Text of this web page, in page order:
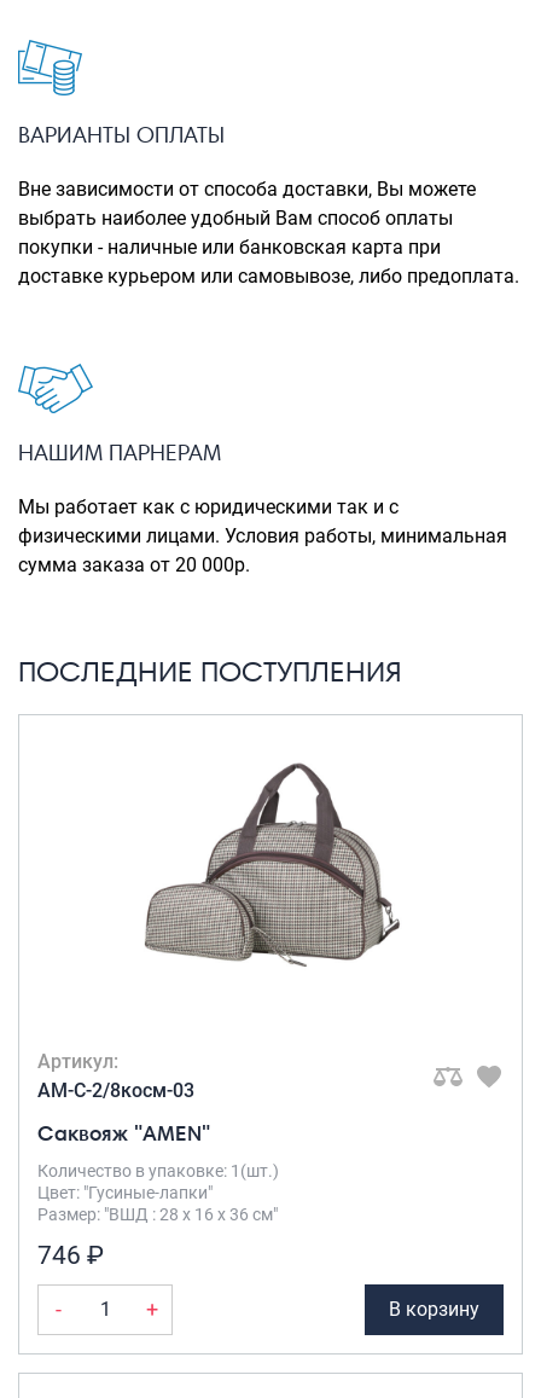
Рюкзаки для охоты-рыбалки
Рюкзаки на колесах
ШОППЕРЫ
Кейсы и планшеты
Аксессуары
Мешки для обуви
Пеналы для школы
Чемоданы на колесах
Чемоданы детские
Пилоты на колесах
Рюкзаки детские для детских
чемоданов
Бьюти-кейсы
Саквояжи
Сумки деловые
Сумки поясные
Сумки пляжные
Сумки-рюкзаки на колёсах
Рюкзаки
ВАРИАНТЫ ОПЛАТЫ
Вне зависимости от способа доставки, Вы можете
выбрать наиболее удобный Вам способ оплаты
покупки - наличные или банковская карта при
доставке курьером или самовывозе, либо предоплата.
НАШИМ ПАРНЕРАМ
Мы работает как с юридическими так и с
физическими лицами. Условия работы, минимальная
сумма заказа от 20 000р.
ПОСЛЕДНИЕ ПОСТУПЛЕНИЯ
Артикул:
AM-C-2/8косм-03
Саквояж "AMEN"
Количество в упаковке: 1(шт.)
Цвет: "Гусиные-лапки"
Размер: "ВШД : 28 х 16 х 36 см"
746 ₽
- + В корзину